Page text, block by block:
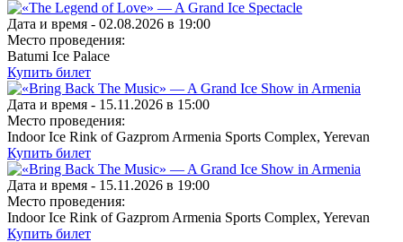
Дата и время - 02.08.2026 в 19:00
Место проведения:
Batumi Ice Palace
Купить билет
Дата и время - 15.11.2026 в 15:00
Место проведения:
Indoor Ice Rink of Gazprom Armenia Sports Complex, Yerevan
Купить билет
Дата и время - 15.11.2026 в 19:00
Место проведения:
Indoor Ice Rink of Gazprom Armenia Sports Complex, Yerevan
Купить билет